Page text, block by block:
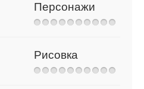
Персонажи
Рисовка